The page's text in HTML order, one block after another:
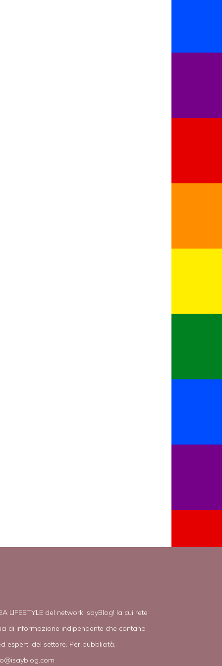
LIFESTYLE del network IsayBlog! la cui rete
di informazione indipendente che contano
esperti del settore. Per pubblicità,